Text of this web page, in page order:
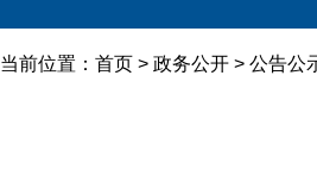
当前位置： 首页 > 政务公开 > 公告公